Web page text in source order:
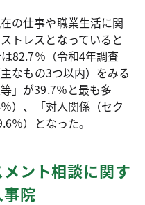
の仕事や職業生活に関
トレスとなっていると
82.7％（令和4年調査
なもの3つ以内）をみる
」が39.7％と最も多
）、「対人関係（セク
％）となった。
ント相談に関す
院